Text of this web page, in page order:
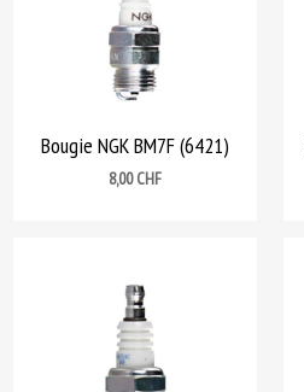
Bougie NGK BM7F (6421)
Prix
8,00 CHF